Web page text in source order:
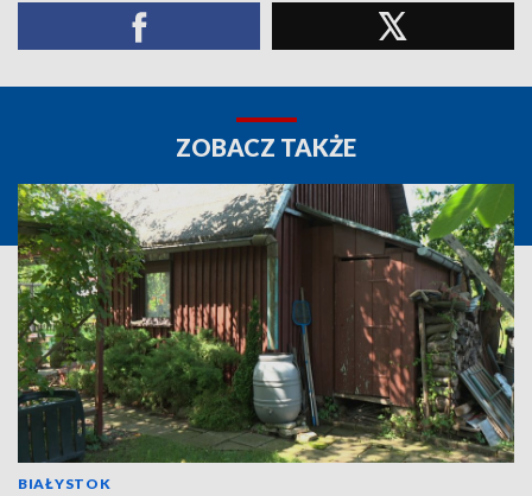
ZOBACZ TAKŻE
BIAŁYSTOK